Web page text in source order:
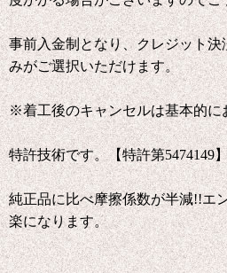
事前入金制となり、クレジット
みがご選択いただけます。
※着工後のキャンセルは基本的に
特許技術です。【特許第5474149
純正品に比べ摩擦係数が半減!!エ
楽になります。